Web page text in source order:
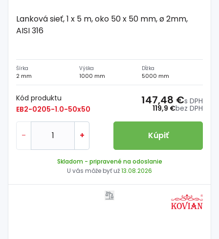
Lanková sieť, 1 x 5 m, oko 50 x 50 mm, ø 2mm,
AISI 316
Šírka
2 mm
Výška
1000 mm
Dĺžka
5000 mm
Kód produktu
EB2-0205-1.0-50x50
119,9 €bez DPH
147,48 €s DPH
- + Kúpiť
Skladom - pripravené na odoslanie
U vás môže byť už13.08.2026